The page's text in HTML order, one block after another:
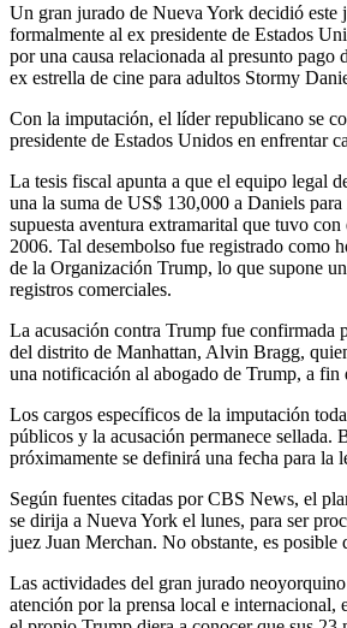
correo
electrónico
Un gran jurado de Nueva York decidió este
formalmente al ex presidente de Estados
por una causa relacionada al presunto pago
ex estrella de cine para adultos Stormy
Con la imputación, el líder republicano se
presidente de Estados Unidos en enfrentar
La tesis fiscal apunta a que el equipo legal
una la suma de US$ 130,000 a Daniels
supuesta aventura extramarital que tuvo con
2006. Tal desembolso fue registrado como
de la Organización Trump, lo que supone
registros comerciales.
La acusación contra Trump fue confirmada
del distrito de Manhattan, Alvin Bragg,
una notificación al abogado de Trump, a fin
Los cargos específicos de la imputación
públicos y la acusación permanece sellada.
próximamente se definirá una fecha para la
Según fuentes citadas por CBS News, el
se dirija a Nueva York el lunes, para ser
juez Juan Merchan. No obstante, es posible
Las actividades del gran jurado
atención por la prensa local e internacional,